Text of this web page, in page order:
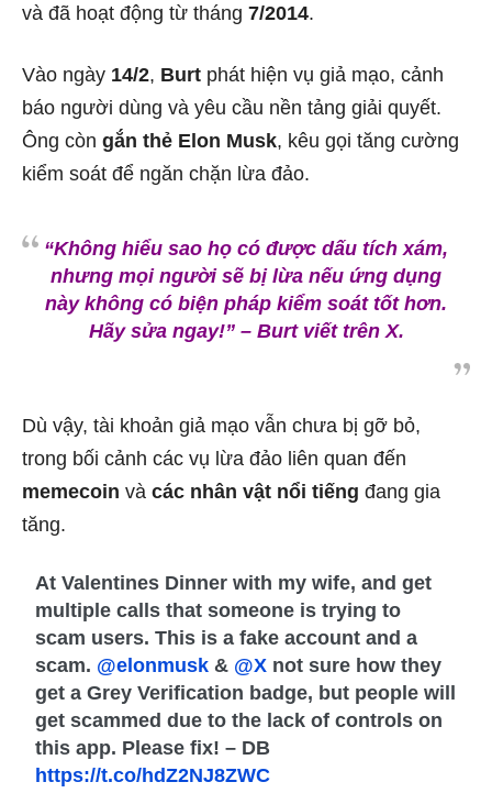
và đã hoạt động từ tháng 7/2014.
Vào ngày 14/2, Burt phát hiện vụ giả mạo, cảnh
báo người dùng và yêu cầu nền tảng giải quyết.
Ông còn gắn thẻ Elon Musk, kêu gọi tăng cường
kiểm soát để ngăn chặn lừa đảo.
“Không hiểu sao họ có được dấu tích xám,
nhưng mọi người sẽ bị lừa nếu ứng dụng
này không có biện pháp kiểm soát tốt hơn.
Hãy sửa ngay!”– Burt viết trên X.
Dù vậy, tài khoản giả mạo vẫn chưa bị gỡ bỏ,
trong bối cảnh các vụ lừa đảo liên quan đến
memecoin và các nhân vật nổi tiếng đang gia
tăng.
At Valentines Dinner with my wife, and get
multiple calls that someone is trying to
scam users. This is a fake account and a
scam. @elonmusk & @X not sure how they
get a Grey Verification badge, but people will
get scammed due to the lack of controls on
this app. Please fix! – DB
https://t.co/hdZ2NJ8ZWC